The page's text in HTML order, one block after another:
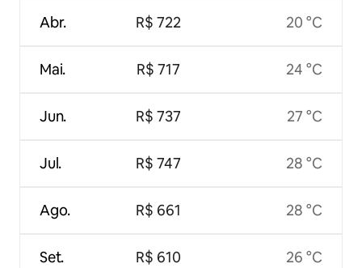
Abr.
Mai.
Jun.
Jul.
Ago.
Set.
R$ 722
R$ 717
R$ 737
R$ 747
R$ 661
R$ 610
20 °C
24 °C
27 °C
28 °C
28 °C
26 °C